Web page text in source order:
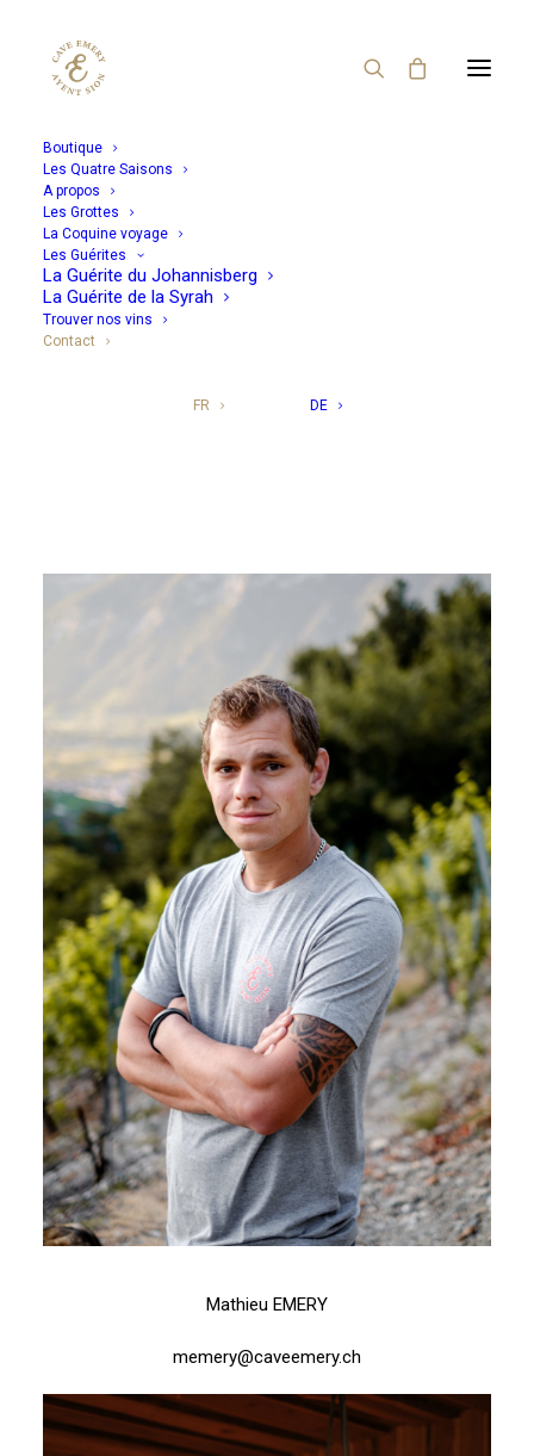
Boutique
Les Quatre Saisons
A propos
Les Grottes
La Coquine voyage
Les Guérites
La Guérite du Johannisberg
La Guérite de la Syrah
Trouver nos vins
Contact
FR DE
N’hésitez pas à nous contacter! Nous mettrons tout en
œuvre pour vous satisfaire et pour vous offrir une petite
Mathieu EMERY
memery@caveemery.ch